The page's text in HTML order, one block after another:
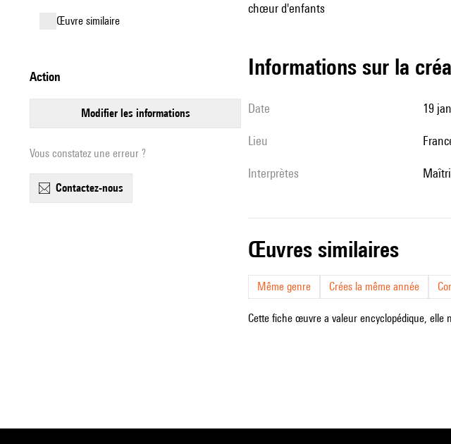
œuvre similaire
action
modifier les informations
Vous constatez une erreur ?
contactez-nous
chœur d'enfants
informations sur la
date 19
lieu
interprètes
œuvres similaires
Même genre Crées la même année
Cette fiche œuvre a valeur encyclopédique, elle